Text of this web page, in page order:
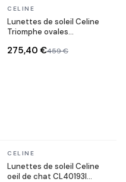
En stock
CELINE
Lunettes de soleil Celine
Triomphe ovales
275,40 €459 €
En stock
CELINE
Lunettes de soleil Celine
oeil de chat CL40193I